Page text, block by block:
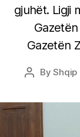
gjuhët. Ligji
Gazetën
PostByShqip